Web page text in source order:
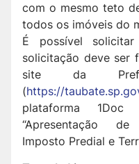
com o mesmo teto
todos os imóveis do
É possível
solicitação deve ser
site da
(https://
plataforma
“Apresentação
Imposto Predial e